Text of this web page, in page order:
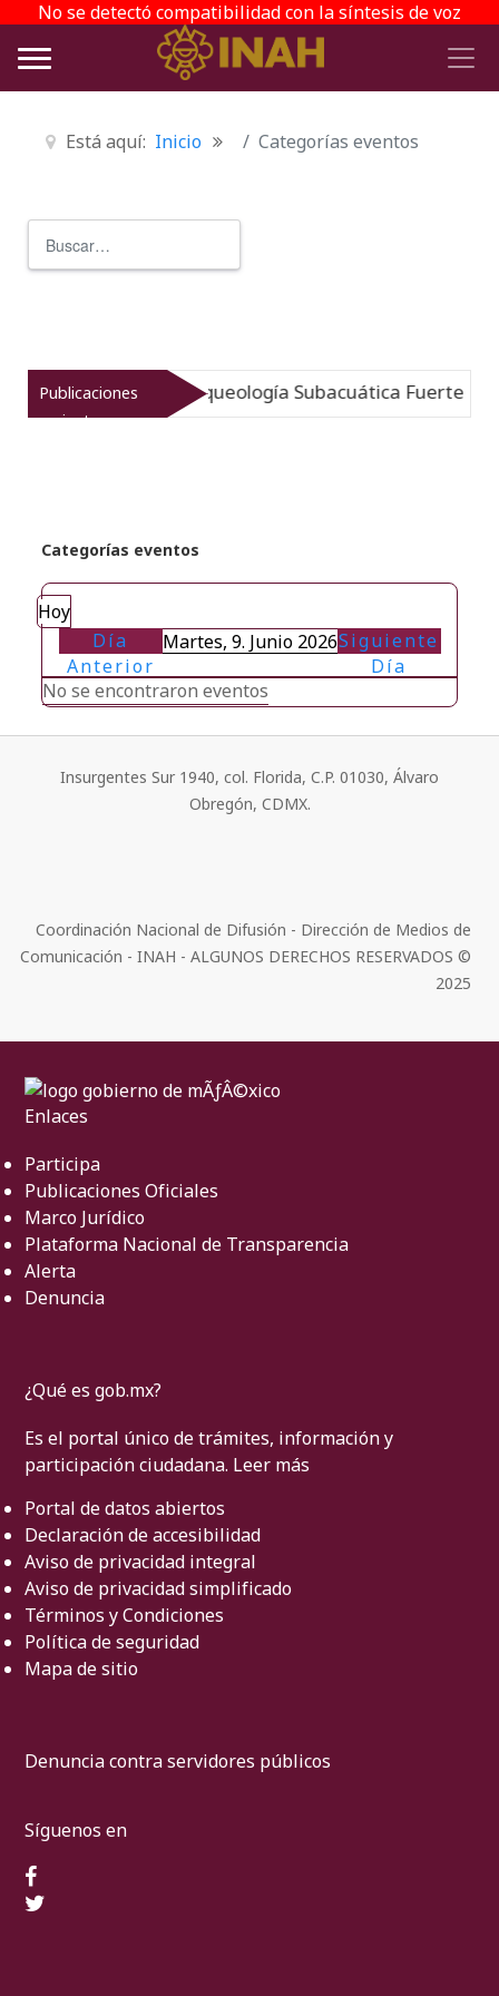
No se detectó compatibilidad con la síntesis de voz
Está aquí: Inicio Categorías eventos
Publicaciones
recientes
Museo de Arqueología Subacuática Fuerte de
Categorías eventos
Hoy
Día
Anterior
Martes, 9. Junio 2026Siguiente
Día
No se encontraron eventos
Insurgentes Sur 1940, col. Florida, C.P. 01030, Álvaro
Obregón, CDMX.
Coordinación Nacional de Difusión - Dirección de Medios de
Comunicación - INAH - ALGUNOS DERECHOS RESERVADOS ©
2025
Enlaces
Participa
Publicaciones Oficiales
Marco Jurídico
Plataforma Nacional de Transparencia
Alerta
Denuncia
¿Qué es gob.mx?
Es el portal único de trámites, información y
participación ciudadana. Leer más
Portal de datos abiertos
Declaración de accesibilidad
Aviso de privacidad integral
Aviso de privacidad simplificado
Términos y Condiciones
Política de seguridad
Mapa de sitio
Denuncia contra servidores públicos
Síguenos en